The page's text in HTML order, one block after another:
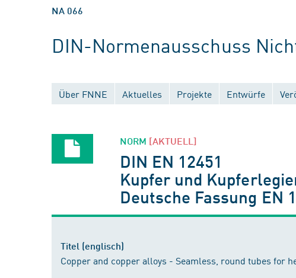
NA 066
DIN-Normenausschuss
Über FNNE Aktuelles Projekte Entwürfe
NORM [AKTUELL]
DIN EN 12451
Kupfer und
Deutsche Fassung EN
Titel (englisch)
Copper and copper alloys - Seamless, round tubes for